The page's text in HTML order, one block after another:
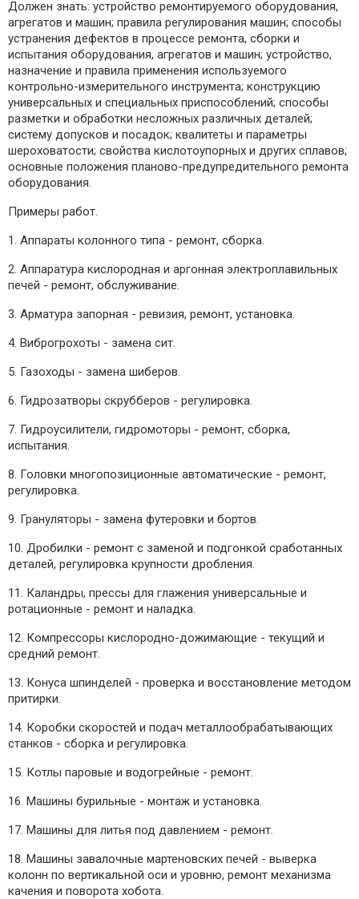
Должен знать: устройство ремонтируемого оборудования,
агрегатов и машин; правила регулирования машин; способы
устранения дефектов в процессе ремонта, сборки и
испытания оборудования, агрегатов и машин; устройство,
назначение и правила применения используемого
контрольно-измерительного инструмента; конструкцию
универсальных и специальных приспособлений; способы
разметки и обработки несложных различных деталей;
систему допусков и посадок; квалитеты и параметры
шероховатости; свойства кислотоупорных и других сплавов;
основные положения планово-предупредительного ремонта
оборудования.
Примеры работ.
1. Аппараты колонного типа - ремонт, сборка.
2. Аппаратура кислородная и аргонная электроплавильных
печей - ремонт, обслуживание.
3. Арматура запорная - ревизия, ремонт, установка.
4. Виброгрохоты - замена сит.
5. Газоходы - замена шиберов.
6. Гидрозатворы скрубберов - регулировка.
7. Гидроусилители, гидромоторы - ремонт, сборка,
испытания.
8. Головки многопозиционные автоматические - ремонт,
регулировка.
9. Грануляторы - замена футеровки и бортов.
10. Дробилки - ремонт с заменой и подгонкой сработанных
деталей, регулировка крупности дробления.
11. Каландры, прессы для глажения универсальные и
ротационные - ремонт и наладка.
12. Компрессоры кислородно-дожимающие - текущий и
средний ремонт.
13. Конуса шпинделей - проверка и восстановление методом
притирки.
14. Коробки скоростей и подач металлообрабатывающих
станков - сборка и регулировка.
15. Котлы паровые и водогрейные - ремонт.
16. Машины бурильные - монтаж и установка.
17. Машины для литья под давлением - ремонт.
18. Машины завалочные мартеновских печей - выверка
колонн по вертикальной оси и уровню, ремонт механизма
качения и поворота хобота.